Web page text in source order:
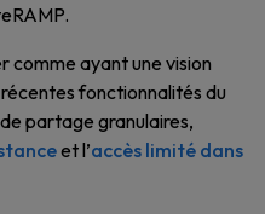
comme ayant une vision
fonctionnalités du
partage granulaires,
et l’accès limité dans